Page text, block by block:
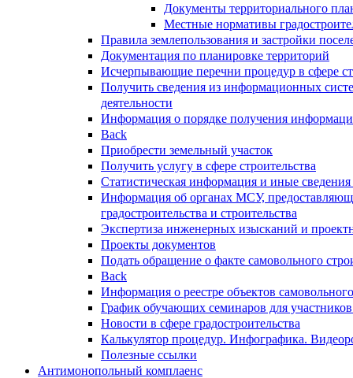
Документы территориального
Местные нормативы
Правила землепользования и застройки
Документация по планировке территорий
Исчерпывающие перечни процедур в сфере
Получить сведения из информационных
деятельности
Информация о порядке получения
Back
Приобрести земельный участок
Получить услугу в сфере строительства
Статистическая информация и иные сведения
Информация об органах МСУ,
градостроительства и строительства
Экспертиза инженерных изысканий и
Проекты документов
Подать обращение о факте самовольного
Back
Информация о реестре объектов
График обучающих семинаров для участников
Новости в сфере градостроительства
Калькулятор процедур. Инфографика.
Полезные ссылки
Антимонопольный комплаенс